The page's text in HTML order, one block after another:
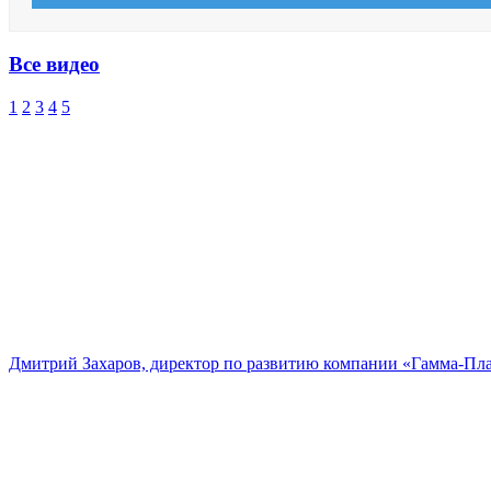
Все видео
1 2 3 4 5
Дмитрий Захаров, директор по развитию компании «Гамма-